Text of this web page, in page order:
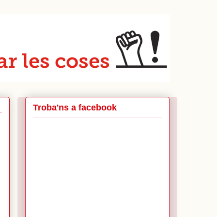
Troba'ns a facebook